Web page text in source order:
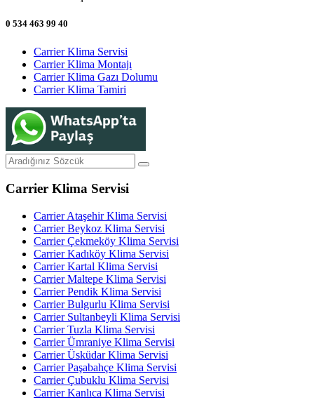
0 534 463 99 40
Carrier Klima Servisi
Carrier Klima Montajı
Carrier Klima Gazı Dolumu
Carrier Klima Tamiri
Carrier Klima Servisi
Carrier Ataşehir Klima Servisi
Carrier Beykoz Klima Servisi
Carrier Çekmeköy Klima Servisi
Carrier Kadıköy Klima Servisi
Carrier Kartal Klima Servisi
Carrier Maltepe Klima Servisi
Carrier Pendik Klima Servisi
Carrier Bulgurlu Klima Servisi
Carrier Sultanbeyli Klima Servisi
Carrier Tuzla Klima Servisi
Carrier Ümraniye Klima Servisi
Carrier Üsküdar Klima Servisi
Carrier Paşabahçe Klima Servisi
Carrier Çubuklu Klima Servisi
Carrier Kanlıca Klima Servisi